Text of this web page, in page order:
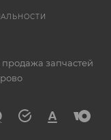
запчастей